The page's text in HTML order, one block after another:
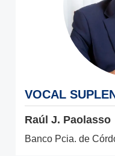
VOCAL
Raúl J. Paolasso
Banco Pcia. de